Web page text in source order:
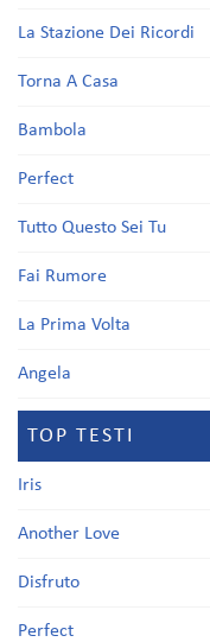
La Stazione Dei Ricordi
Torna A Casa
Bambola
Perfect
Tutto Questo Sei Tu
Fai Rumore
La Prima Volta
Angela
TOP TESTI
Iris
Another Love
Disfruto
Perfect